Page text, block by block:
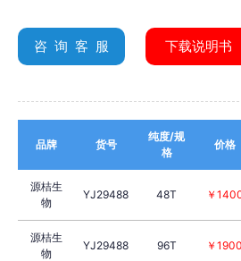
咨 询 客 服 下载说明书
品牌 货号
纯度/规
格
价格
源桔生
物
YJ29488 48T ￥
源桔生
物
YJ29488 96T ￥1900